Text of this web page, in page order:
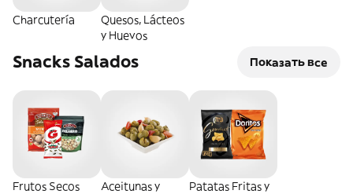
Charcutería
Quesos, Lácteos
y Huevos
Snacks Salados Показать все
Frutos Secos
Aceitunas y
Patatas Fritas y